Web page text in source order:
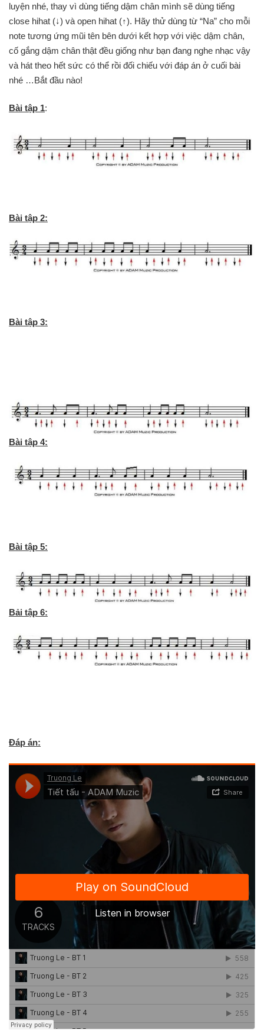
luyện nhé, thay vì dùng tiếng dậm chân mình sẽ dùng tiếng
close hihat (↓) và open hihat (↑). Hãy thử dùng từ “Na” cho mỗi
note tương ứng mũi tên bên dưới kết hợp với việc dậm chân,
cố gắng dậm chân thật đều giống như bạn đang nghe nhạc vậy
và hát theo hết sức có thể rồi đối chiếu với đáp án ở cuối bài
nhé …Bắt đầu nào!
Bài tập 1:
Bài tập 2:
Bài tập 3:
Bài tập 4:
Bài tập 5:
Bải tập 6:
Đáp án: